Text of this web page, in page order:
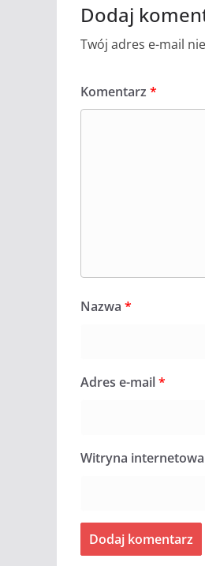
Dodaj
Twój adres e-mail
Komentarz *
Nazwa *
Adres e-mail*
Witryna internetowa